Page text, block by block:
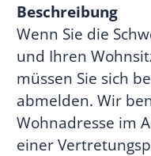
Beschreibung
Wenn Sie die
und Ihren
müssen Sie sich
abmelden. Wir
Wohnadresse im
einer